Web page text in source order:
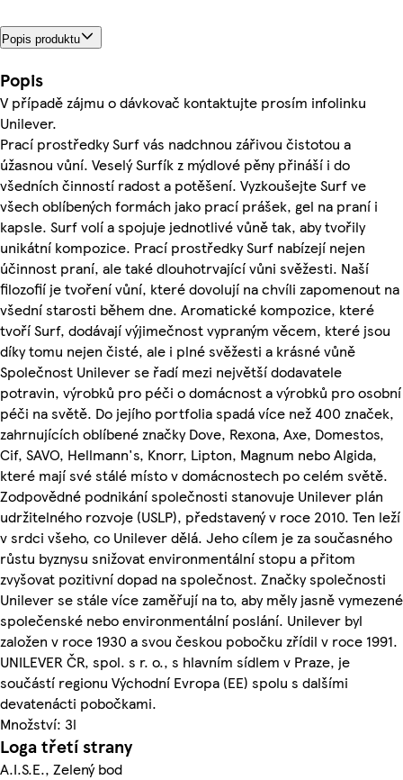
Popis produktu
Popis
V případě zájmu o dávkovač kontaktujte prosím infolinku
Unilever.
Prací prostředky Surf vás nadchnou zářivou čistotou a
úžasnou vůní. Veselý Surfík z mýdlové pěny přináší i do
všedních činností radost a potěšení. Vyzkoušejte Surf ve
všech oblíbených formách jako prací prášek, gel na praní i
kapsle. Surf volí a spojuje jednotlivé vůně tak, aby tvořily
unikátní kompozice. Prací prostředky Surf nabízejí nejen
účinnost praní, ale také dlouhotrvající vůni svěžesti. Naší
filozofií je tvoření vůní, které dovolují na chvíli zapomenout na
všední starosti během dne. Aromatické kompozice, které
tvoří Surf, dodávají výjimečnost vypraným věcem, které jsou
díky tomu nejen čisté, ale i plné svěžesti a krásné vůně
Společnost Unilever se řadí mezi největší dodavatele
potravin, výrobků pro péči o domácnost a výrobků pro osobní
péči na světě. Do jejího portfolia spadá více než 400 značek,
zahrnujících oblíbené značky Dove, Rexona, Axe, Domestos,
Cif, SAVO, Hellmann's, Knorr, Lipton, Magnum nebo Algida,
které mají své stálé místo v domácnostech po celém světě.
Zodpovědné podnikání společnosti stanovuje Unilever plán
udržitelného rozvoje (USLP), představený v roce 2010. Ten leží
v srdci všeho, co Unilever dělá. Jeho cílem je za současného
růstu byznysu snižovat environmentální stopu a přitom
zvyšovat pozitivní dopad na společnost. Značky společnosti
Unilever se stále více zaměřují na to, aby měly jasně vymezené
společenské nebo environmentální poslání. Unilever byl
založen v roce 1930 a svou českou pobočku zřídil v roce 1991.
UNILEVER ČR, spol. s r. o., s hlavním sídlem v Praze, je
součástí regionu Východní Evropa (EE) spolu s dalšími
devatenácti pobočkami.
Množství: 3l
Loga třetí strany
A.I.S.E., Zelený bod